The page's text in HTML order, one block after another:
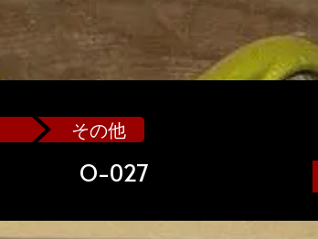
その他
O-027